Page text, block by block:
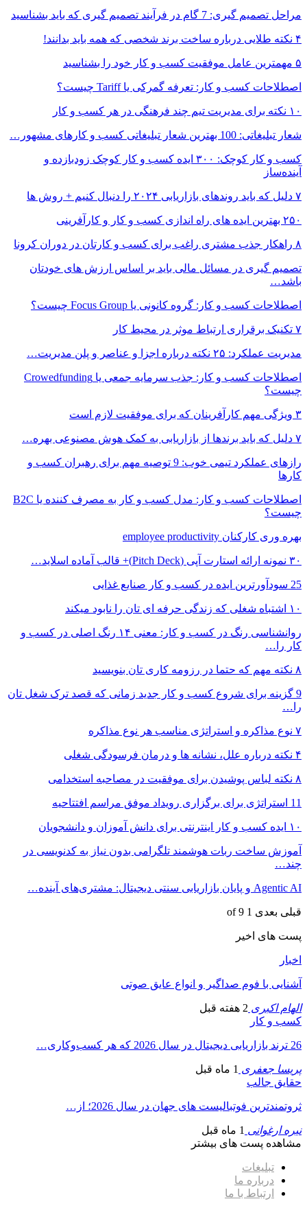
مراحل تصمیم گیری: 7 گام در فرآیند تصمیم گیری که باید بشناسید
۴ نکته طلایی درباره ساخت برند شخصی که همه باید بدانند!
۵ مهمترین عامل موفقیت کسب و کار خود را بشناسید
اصطلاحات کسب و کار: تعرفه گمرکی یا Tariff چیست؟
۱۰ نکته برای مدیریت تیم چند فرهنگی در هر کسب و کار
شعار تبلیغاتی: 100 بهترین شعار تبلیغاتی کسب و کارهای مشهور…
کسب و کار کوچک: ۳۰۰ ایده کسب و کار کوچک زودبازده و
آینده‌ساز
۷ دلیل که باید روندهای بازاریابی ۲۰۲۴ را دنبال کنیم + روش ها
۲۵۰ بهترین ایده های راه اندازی کسب و کار و کارآفرینی
۸ راهکار جذب مشتری راغب برای کسب و کارتان در دوران کرونا
تصمیم گیری در مسائل مالی باید بر اساس ارزش های خودتان
باشد…
اصطلاحات کسب و کار: گروه کانونی یا Focus Group چیست؟
۷ تکنیک برقراری ارتباط موثر در محیط کار
مدیریت عملکرد: ۲۵ نکته درباره اجزا و عناصر و پلن مدیریت…
اصطلاحات کسب و کار: جذب سرمایه‌ جمعی یا Crowedfunding
چیست؟
۳ ویژگی مهم کارآفرینان که برای موفقیت لازم است
۷ دلیل که باید برندها از بازاریابی به کمک هوش مصنوعی بهره…
رازهای عملکرد تیمی خوب: 9 توصیه مهم برای رهبران کسب و
کارها
اصطلاحات کسب و کار: مدل کسب و کار به مصرف کننده یا B2C
چیست؟
بهره وری کارکنان employee productivity
۳۰ نمونه ارائه استارت آپی (Pitch Deck)+ قالب آماده اسلاید…
25 سودآورترین ایده در کسب و کار صنایع غذایی
۱۰ اشتباه شغلی که زندگی حرفه ای تان را نابود میکند
روانشناسی رنگ در کسب و کار: معنی ۱۴ رنگ اصلی در کسب و
کار را…
۸ نکته مهم که حتما در رزومه کاری تان بنویسید
9 گزینه برای شروع کسب و کار جدید زمانی که قصد ترک شغل تان
را…
۷ نوع مذاکره و استراتژی مناسب هر نوع مذاکره
۴ نکته درباره علل، نشانه ها و درمان فرسودگی شغلی
۸ نکته‌ لباس پوشیدن برای موفقیت در مصاحبه استخدامی
11 استراتژی برای برگزاری رویداد موفق مراسم افتتاحیه
۱۰ ایده کسب و کار اینترنتی برای دانش آموزان و دانشجویان
آموزش ساخت ربات هوشمند تلگرامی بدون نیاز به کدنویسی در
چند…
Agentic AI و پایان بازاریابی سنتی دیجیتال: مشتری‌های آینده…
قبلی بعدی 1 of 9
پست های اخیر
اخبار
آشنایی با فوم صداگیر و انواع عایق صوتی
الهام اکبری 2 هفته قبل
کسب و کار
26 ترند بازاریابی دیجیتال در سال 2026 که هر کسب‌وکاری…
پریسا جعفری 1 ماه قبل
حقایق جالب
ثروتمندترین فوتبالیست های جهان در سال 2026؛ از…
نیره ارغوانی 1 ماه قبل
مشاهده پست های بیشتر
تبلیغات
درباره ما
ارتباط با ما